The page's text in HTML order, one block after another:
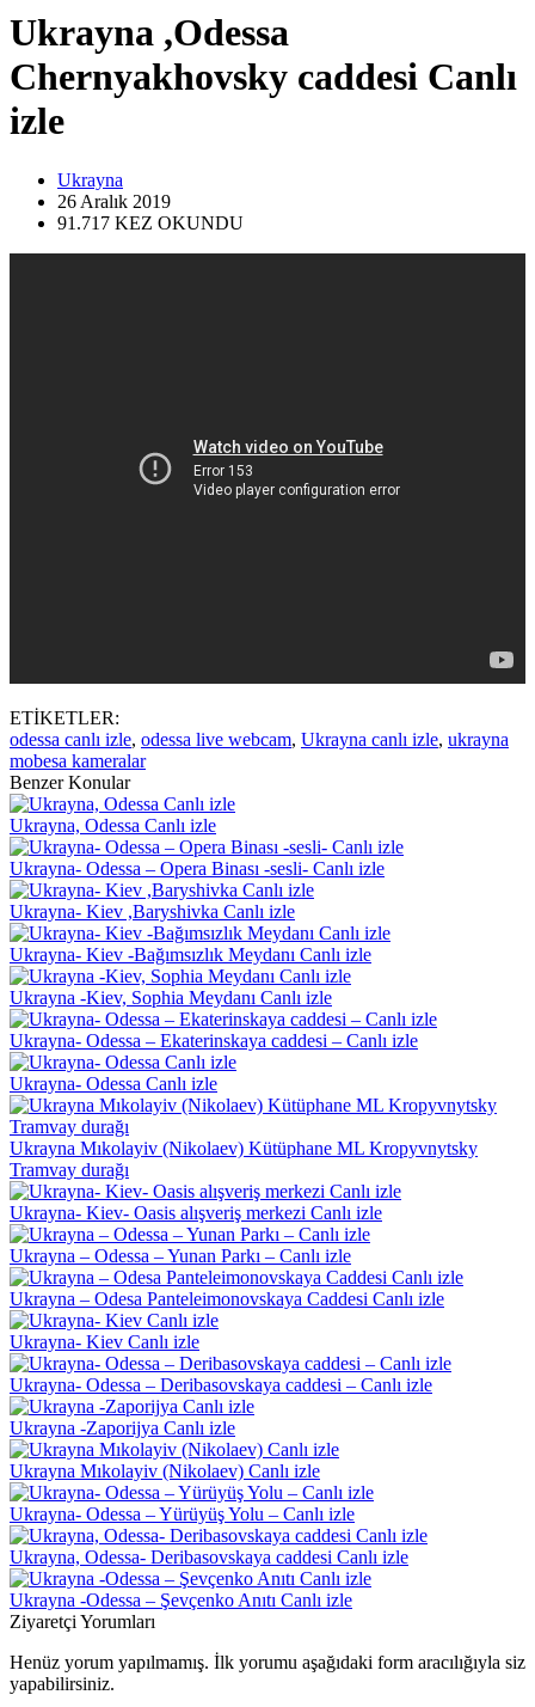
Ukrayna ,Odessa
Chernyakhovsky caddesi Canlı
izle
Ukrayna
26 Aralık 2019
91.717 KEZ OKUNDU
ETİKETLER:
odessa canlı izle, odessa live webcam, Ukrayna canlı izle, ukrayna
mobesa kameralar
Benzer Konular
Ukrayna, Odessa Canlı izle
Ukrayna- Odessa – Opera Binası -sesli- Canlı izle
Ukrayna- Kiev ,Baryshivka Canlı izle
Ukrayna- Kiev -Bağımsızlık Meydanı Canlı izle
Ukrayna -Kiev, Sophia Meydanı Canlı izle
Ukrayna- Odessa – Ekaterinskaya caddesi – Canlı izle
Ukrayna- Odessa Canlı izle
Ukrayna Mıkolayiv (Nikolaev) Kütüphane ML Kropyvnytsky
Tramvay durağı
Ukrayna- Kiev- Oasis alışveriş merkezi Canlı izle
Ukrayna – Odessa – Yunan Parkı – Canlı izle
Ukrayna – Odesa Panteleimonovskaya Caddesi Canlı izle
Ukrayna- Kiev Canlı izle
Ukrayna- Odessa – Deribasovskaya caddesi – Canlı izle
Ukrayna -Zaporijya Canlı izle
Ukrayna Mıkolayiv (Nikolaev) Canlı izle
Ukrayna- Odessa – Yürüyüş Yolu – Canlı izle
Ukrayna, Odessa- Deribasovskaya caddesi Canlı izle
Ukrayna -Odessa – Şevçenko Anıtı Canlı izle
Ziyaretçi Yorumları
Henüz yorum yapılmamış. İlk yorumu aşağıdaki form aracılığıyla siz
yapabilirsiniz.